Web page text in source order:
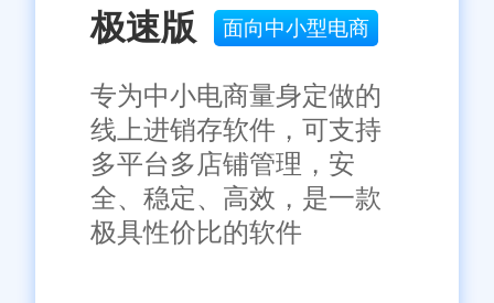
极速版 面向中小型电商
专为中小电商量身定做的
线上进销存软件，可支持
多平台多店铺管理，安
全、稳定、高效，是一款
极具性价比的软件